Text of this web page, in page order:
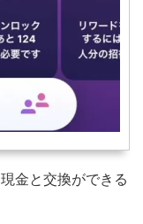
金と交換ができる